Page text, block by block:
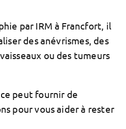
par IRM à Francfort, il
des anévrismes, des
ou des tumeurs
peut fournir de
pour vous aider à rester